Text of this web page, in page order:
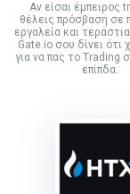
Αν είσαι έμπειρος
θέλεις πρόσβαση σε
εργαλεία και τεράστια
Gate.io σου δίνει ότι
για να πας το Trading
επίπδα.